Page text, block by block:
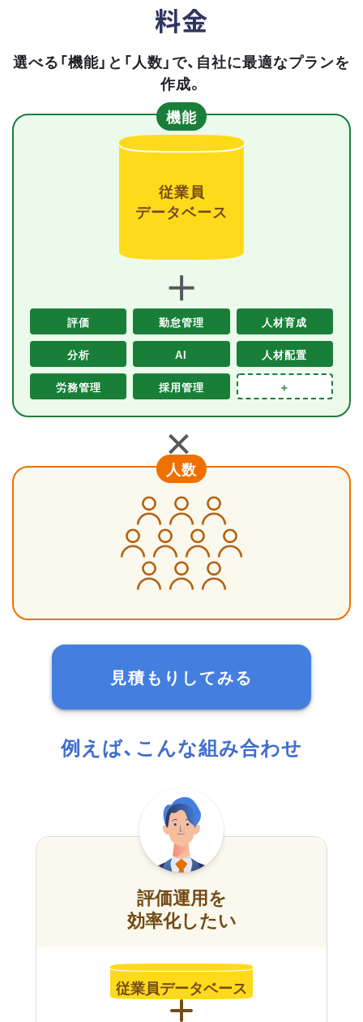
料金
選べる「機能」と「人数」で、自社に最適なプランを
作成。
機能
従業員
データベース
＋
評価 勤怠管理 人材育成
分析 AI 人材配置
労務管理 採用管理 ＋
＋
人数
見積もりしてみる
例えば、こんな組み合わせ
評価運用を
効率化したい
従業員データベース